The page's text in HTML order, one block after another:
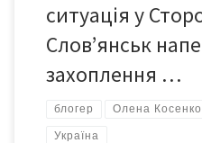
ситуація у
Слов’янськ
захоплення …
блогер Олена Косенко
Україна